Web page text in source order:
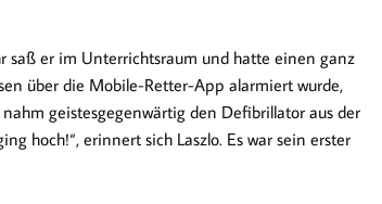
saß er im Unterrichtsraum und hatte einen ganz
über die Mobile-Retter-App alarmiert wurde,
geistesgegenwärtig den Defibrillator aus der
hoch!“, erinnert sich Laszlo. Es war sein erster